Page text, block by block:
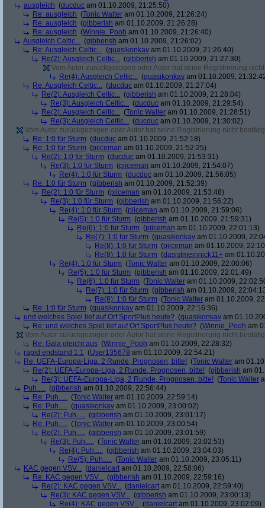
ausgleich (ducduc am 01.10.2009, 21:25:50)
Re: ausgleich (Tonic Walter am 01.10.2009, 21:26:24)
Re: ausgleich (gibberish am 01.10.2009, 21:26:28)
Re: ausgleich (Winnie_Pooh am 01.10.2009, 21:26:40)
Ausgleich Celtic... (gibberish am 01.10.2009, 21:26:02)
Re: Ausgleich Celtic... (quasikonkav am 01.10.2009, 21:26:40)
Re(2): Ausgleich Celtic... (gibberish am 01.10.2009, 21:27:30)
Vom Autor zurückgezogen oder Autor hat seine Registrierung
Re(4): Ausgleich Celtic... (quasikonkav am 01.10.2009,
Re: Ausgleich Celtic... (ducduc am 01.10.2009, 21:27:04)
Re(2): Ausgleich Celtic... (gibberish am 01.10.2009, 21:28:04)
Re(3): Ausgleich Celtic... (ducduc am 01.10.2009, 21:29:54)
Re(2): Ausgleich Celtic... (Tonic Walter am 01.10.2009, 21:28:51)
Re(3): Ausgleich Celtic... (ducduc am 01.10.2009, 21:30:02)
Vom Autor zurückgezogen oder Autor hat seine Registrierung nicht
Re: 1:0 für Sturm (ducduc am 01.10.2009, 21:52:18)
Re: 1:0 für Sturm (piiceman am 01.10.2009, 21:52:25)
Re(2): 1:0 für Sturm (ducduc am 01.10.2009, 21:53:31)
Re(3): 1:0 für Sturm (piiceman am 01.10.2009, 21:54:07)
Re(4): 1:0 für Sturm (ducduc am 01.10.2009, 21:56:05)
Re: 1:0 für Sturm (gibberish am 01.10.2009, 21:52:39)
Re(2): 1:0 für Sturm (piiceman am 01.10.2009, 21:53:48)
Re(3): 1:0 für Sturm (gibberish am 01.10.2009, 21:56:22)
Re(4): 1:0 für Sturm (piiceman am 01.10.2009, 21:59:06)
Re(5): 1:0 für Sturm (gibberish am 01.10.2009, 21:59:31)
Re(6): 1:0 für Sturm (piiceman am 01.10.2009, 22:01:13)
Re(7): 1:0 für Sturm (quasikonkav am 01.10.2009,
Re(8): 1:0 für Sturm (piiceman am 01.10.2009,
Re(8): 1:0 für Sturm (dasistmeinnick11+ am
Re(4): 1:0 für Sturm (Tonic Walter am 01.10.2009, 22:00:06)
Re(5): 1:0 für Sturm (gibberish am 01.10.2009, 22:01:49)
Re(6): 1:0 für Sturm (Tonic Walter am 01.10.2009,
Re(7): 1:0 für Sturm (gibberish am 01.10.2009,
Re(8): 1:0 für Sturm (Tonic Walter am 01.10.2009,
Re: 1:0 für Sturm (quasikonkav am 01.10.2009, 22:16:36)
und welches Spiel lief auf Orf SportPlus heute? (quasikonkav am
Re: und welches Spiel lief auf Orf SportPlus heute? (Winnie_Pooh am
Vom Autor zurückgezogen oder Autor hat seine Registrierung nicht
Re: Gala gleicht aus (Winnie_Pooh am 01.10.2009, 22:28:32)
rapid endstand 1:1 (User135678 am 01.10.2009, 22:54:21)
Re: UEFA-Europa-Liga, 2 Runde, Prognosen, bitte! (Tonic Walter am
Re(2): UEFA-Europa-Liga, 2 Runde, Prognosen, bitte! (gibberish am
Re(3): UEFA-Europa-Liga, 2 Runde, Prognosen, bitte! (Tonic Walter
Puh..... (gibberish am 01.10.2009, 22:56:44)
Re: Puh..... (Tonic Walter am 01.10.2009, 22:59:14)
Re: Puh..... (quasikonkav am 01.10.2009, 23:00:02)
Re(2): Puh..... (gibberish am 01.10.2009, 23:01:17)
Re: Puh..... (Tonic Walter am 01.10.2009, 23:00:54)
Re(2): Puh..... (gibberish am 01.10.2009, 23:01:59)
Re(3): Puh..... (Tonic Walter am 01.10.2009, 23:02:53)
Re(4): Puh..... (gibberish am 01.10.2009, 23:04:03)
Re(5): Puh..... (Tonic Walter am 01.10.2009, 23:05:11)
KAC gegen VSV... (danielcart am 01.10.2009, 22:58:06)
Re: KAC gegen VSV... (gibberish am 01.10.2009, 22:59:16)
Re(2): KAC gegen VSV... (danielcart am 01.10.2009, 22:59:40)
Re(3): KAC gegen VSV... (gibberish am 01.10.2009, 23:00:13)
Re(4): KAC gegen VSV... (danielcart am 01.10.2009, 23:02:09)